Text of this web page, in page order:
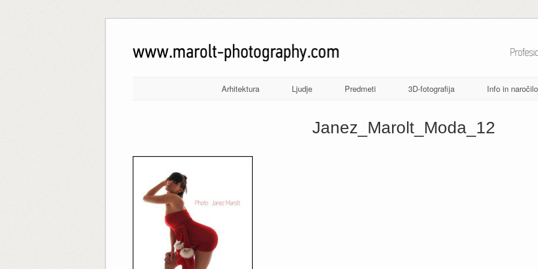
Arhitektura Ljudje Predmeti 3D-fotografija Info in naročilo
Janez_Marolt_Moda_12